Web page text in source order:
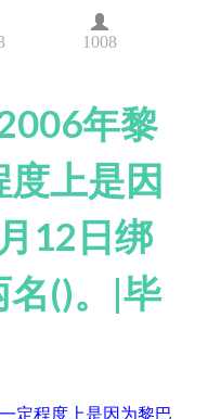
1008
年黎
上是因
12日绑
名()。|毕
定程度上是因为黎巴